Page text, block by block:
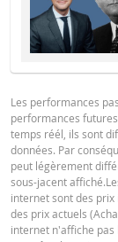
Les performances
performances
temps réél, ils sont
données. Par
peut légèrement
sous-jacent
internet sont des prix
des prix actuels
internet n'affiche